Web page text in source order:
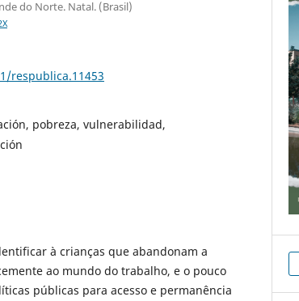
do Norte. Natal. (Brasil)
respublica.11453
pobreza, vulnerabilidad,
à crianças que abandonam a
ao mundo do trabalho, e o pouco
públicas para acesso e permanência